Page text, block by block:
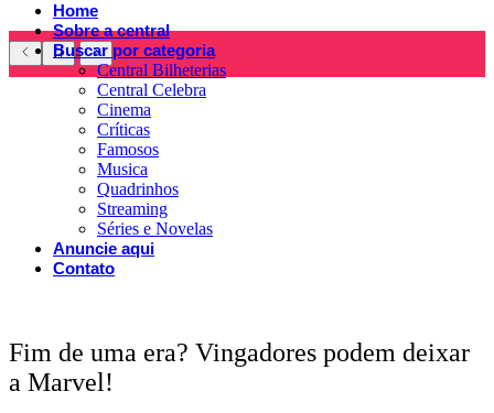
Home
Sobre a central
Buscar por categoria
Central Bilheterias
Central Celebra
Cinema
Críticas
Famosos
Musica
Quadrinhos
Streaming
Séries e Novelas
Anuncie aqui
Contato
Fim de uma era? Vingadores podem deixar
a Marvel!